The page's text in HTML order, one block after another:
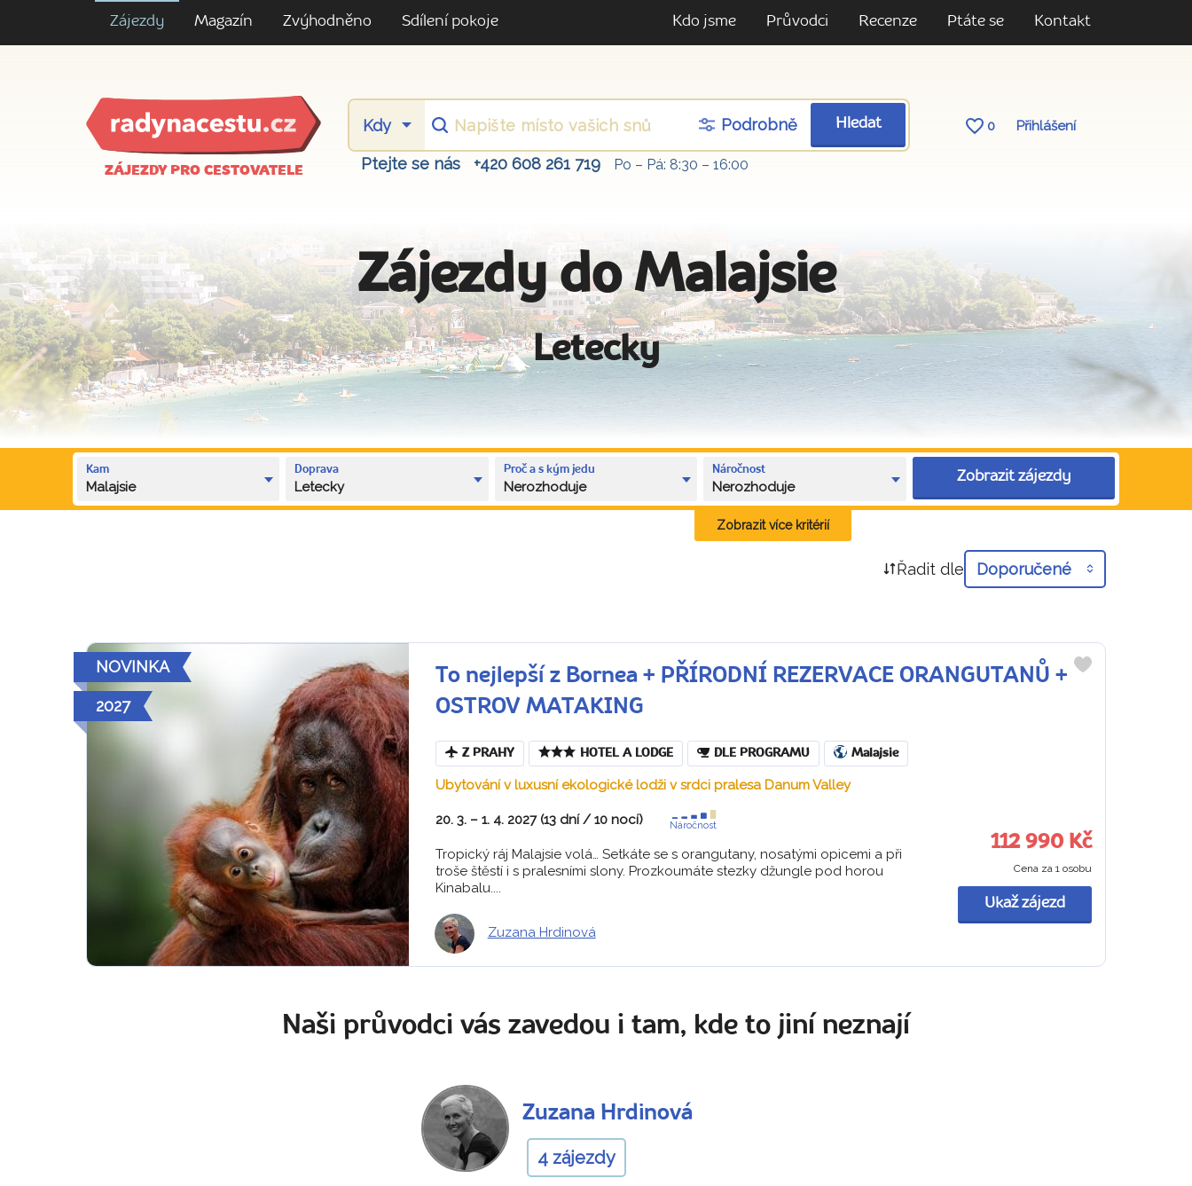
Zájezdy Magazín Zvýhodněno Sdílení pokoje Kdo jsme Průvodci Recenze Ptáte se Kontakt
ZÁJEZDY PRO CESTOVATELE
Podrobně Hledat 0 Přihlášení
Ptejte se nás +420 608 261 719 Po – Pá: 8:30 – 16:00
Zájezdy do Malajsie
Letecky
Kam
Malajsie
Doprava
Letecky
Proč a s kým jedu
Nerozhoduje
Náročnost
Nerozhoduje
Zobrazit zájezdy
Zobrazit více kritérií
Řadit dle Doporučené
NOVINKA
2027
To nejlepší z Bornea + PŘÍRODNÍ REZERVACE ORANGUTANŮ +
OSTROV MATAKING
Z PRAHY HOTEL A LODGE DLE PROGRAMU Malajsie
Ubytování v luxusní ekologické lodži v srdci pralesa Danum Valley
20. 3. – 1. 4. 2027 (13 dní / 10 nocí) Náročnost
Tropický ráj Malajsie volá… Setkáte se s orangutany, nosatými opicemi a při
troše štěstí i s pralesními slony. Prozkoumáte stezky džungle pod horou
Kinabalu....
Zuzana Hrdinová
112 990 Kč
Cena za 1 osobu
Ukaž zájezd
Naši průvodci vás zavedou i tam, kde to jiní neznají
Zuzana Hrdinová
4 zájezdy